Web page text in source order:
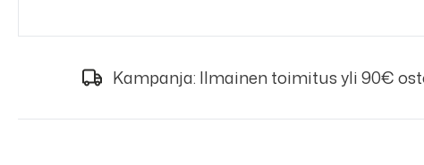
Kampanja: Ilmainen toimitus yli 90€